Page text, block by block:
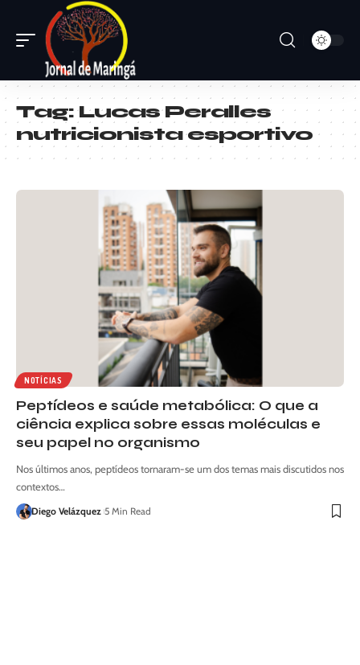
Tag:Lucas Peralles
nutricionista esportivo
NOTÍCIAS
Peptídeos e saúde metabólica: O que a
ciência explica sobre essas moléculas e
seu papel no organismo
Nos últimos anos, peptídeos tornaram-se um dos temas mais discutidos nos
contextos…
Diego Velázquez 5 Min Read